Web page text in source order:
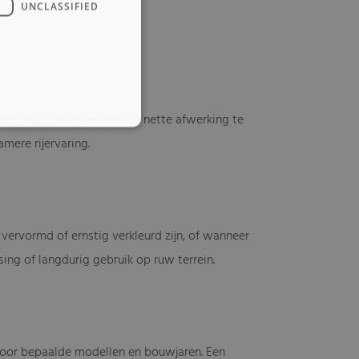
stevigheid en een nette afwerking te
rijervaring.
of ernstig verkleurd zijn, of wanneer
of langdurig gebruik op ruw terrein.
bepaalde modellen en bouwjaren. Een
UNCLASSIFIED